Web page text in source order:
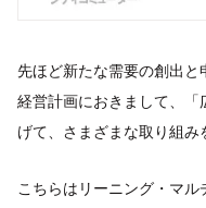
先ほど新たな需要の創出
経営計画におきまして、
げて、さまざまな取り組み
こちらはリーニング・マ